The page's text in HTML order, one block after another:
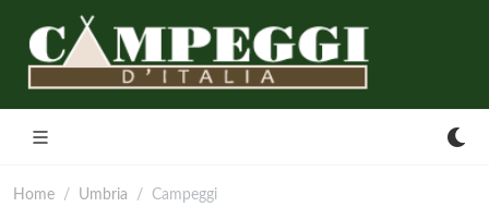
Home Umbria Campeggi